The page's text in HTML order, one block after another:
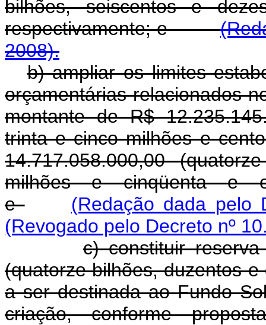
bilhões, seiscentos e
respectivamente; e
2008).
b) ampliar os limites
orçamentárias relacionados
montante de R$
trinta e cinco milhões e
14.717.058.000,00
milhões e cinqüenta e
e
(Redação dada pelo
(Revogado pelo Decreto nº
c) constituir
(quatorze bilhões, duzentos
a ser destinada ao Fundo
criação, conforme